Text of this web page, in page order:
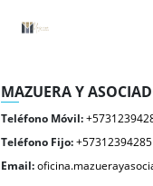
MAZUERA Y
Teléfono Móvil:
Teléfono Fijo:
Email: